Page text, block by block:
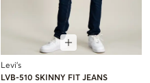
Levi's
LVB-510 SKINNY FIT JEANS